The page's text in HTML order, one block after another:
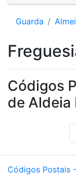
Guarda
Códigos
de Aldeia
Códigos Postais